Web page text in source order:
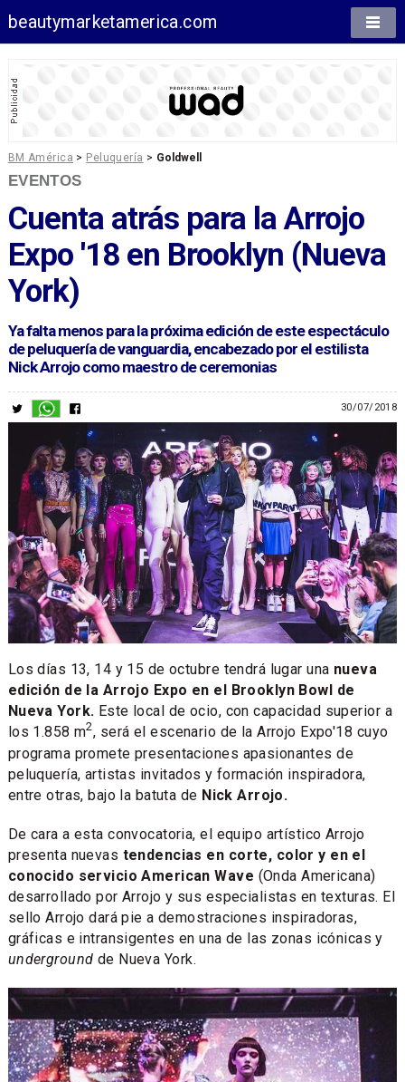
beautymarketamerica.com
BM América > Peluquería > Goldwell
EVENTOS
Cuenta atrás para la Arrojo
Expo '18 en Brooklyn (Nueva
York)
Ya falta menos para la próxima edición de este espectáculo
de peluquería de vanguardia, encabezado por el estilista
Nick Arrojo como maestro de ceremonias
30/07/2018
Los días 13, 14 y 15 de octubre tendrá lugar una nueva
edición de la Arrojo Expo en el Brooklyn Bowl de
Nueva York. Este local de ocio, con capacidad superior a
los 1.858 m2, será el escenario de la Arrojo Expo'18 cuyo
programa promete presentaciones apasionantes de
peluquería, artistas invitados y formación inspiradora,
entre otras, bajo la batuta de Nick Arrojo.
De cara a esta convocatoria, el equipo artístico Arrojo
presenta nuevas tendencias en corte, color y en el
conocido servicio American Wave (Onda Americana)
desarrollado por Arrojo y sus especialistas en texturas. El
sello Arrojo dará pie a demostraciones inspiradoras,
gráficas e intransigentes en una de las zonas icónicas y
underground de Nueva York.